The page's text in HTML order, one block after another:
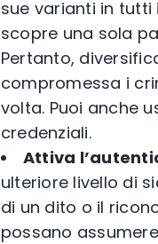
sue varianti in
scopre una sola
Pertanto,
compromessa i
volta. Puoi anche
credenziali.
Attiva
ulteriore livello di
di un dito o il
possano